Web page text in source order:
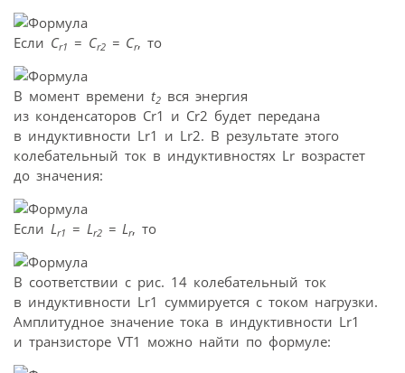
Если Cr1 = Cr2 = Cr, то
В момент времени t2 вся энергия
из конденсаторов Cr1 и Cr2 будет передана
в индуктивности Lr1 и Lr2. В результате этого
колебательный ток в индуктивностях Lr возрастет
до значения:
Если Lr1 = Lr2 = Lr, то
В соответствии с рис. 14 колебательный ток
в индуктивности Lr1 суммируется с током нагрузки.
Амплитудное значение тока в индуктивности Lr1
и транзисторе VT1 можно найти по формуле: